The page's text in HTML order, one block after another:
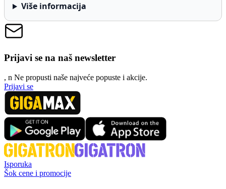
Više informacija
Prijavi se na naš newsletter
, n Ne propusti naše najveće popuste i akcije.
Prijavi se
Isporuka
Šok cene i promocije